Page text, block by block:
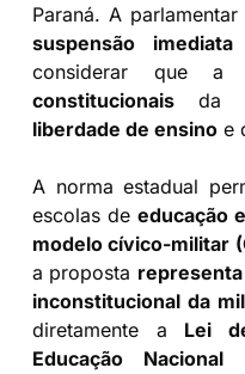
Paraná. A
suspensão
considerar que
constitucionaisda
liberdade de ensinoe
A norma estadual
escolas de educação
modelo cívico-militar
a proposta
inconstitucional da
diretamente a Lei
Educação Nacional